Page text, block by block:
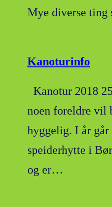
Mye diverse
Kanoturinfo
Kanotur 2018
noen foreldre vil
hyggelig. I år
speiderhytte i
og er…